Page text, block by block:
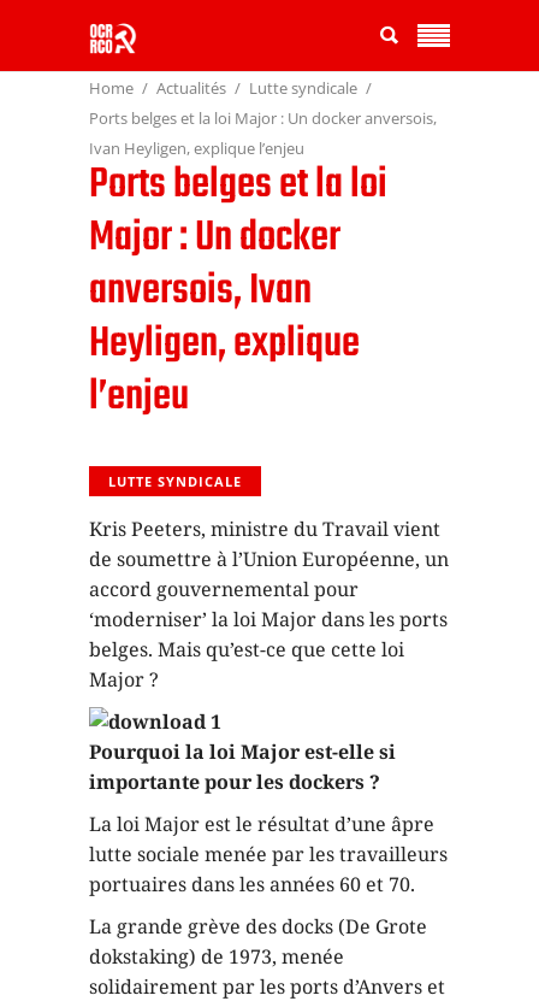
Home Actualités
Lutte syndicale
Ports belges et la loi Major : Un docker anversois,
Ivan Heyligen, explique l’enjeu
Ports belges et la loi
Major : Un docker
anversois, Ivan
Heyligen, explique
l’enjeu
LUTTE SYNDICALE
Kris Peeters, ministre du Travail vient
de soumettre à l’Union Européenne, un
accord gouvernemental pour
‘moderniser’ la loi Major dans les ports
belges. Mais qu’est-ce que cette loi
Major ?
Pourquoi la loi Major est-elle si
importante pour les dockers ?
La loi Major est le résultat d’une âpre
lutte sociale menée par les travailleurs
portuaires dans les années 60 et 70.
La grande grève des docks (De Grote
dokstaking) de 1973, menée
solidairement par les ports d’Anvers et